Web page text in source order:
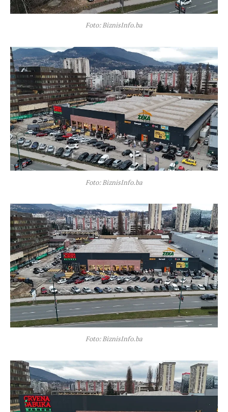
Foto: BiznisInfo.ba
Foto: BiznisInfo.ba
Foto: BiznisInfo.ba